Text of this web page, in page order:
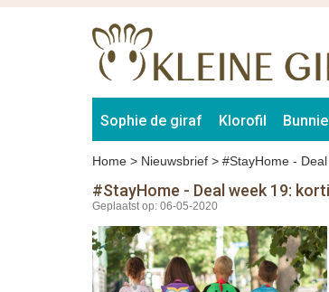
Sophie de giraf Klorofil
Home > Nieuwsbrief > #StayHome -
#StayHome - Deal week 19:
Geplaatst op: 06-05-2020